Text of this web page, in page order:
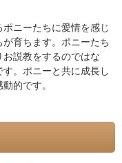
ニーたちに愛情を感じ
育ちます。ポニーたち
説教をするのではな
。ポニーと共に成長し
的です。